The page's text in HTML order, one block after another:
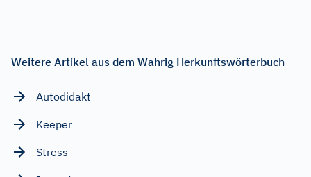
Weitere Artikel aus dem Wahrig Herkunftswörterbuch
Autodidakt
Keeper
Stress